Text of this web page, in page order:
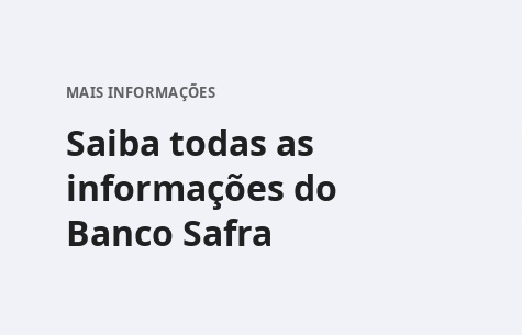
MAIS INFORMAÇÕES
Saiba todas as
informações do
Banco Safra